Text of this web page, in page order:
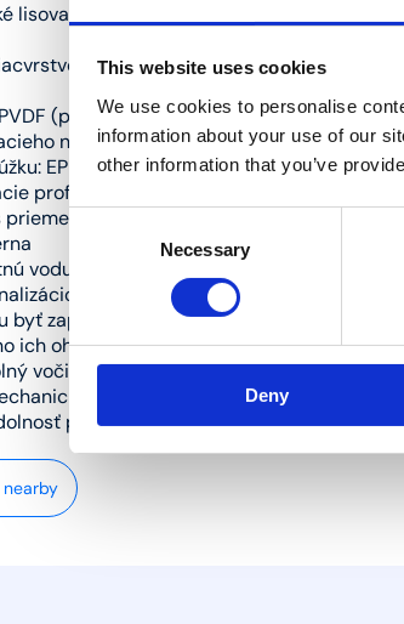
This website uses cookies
We use cookies to personalise
information about your use of our
other information that you’ve
Consent
Necessary
Deny
lisovacie ​​T-kusy s rozšíreným stredom:
rúry Henco s priemerom 16, 18, 20,
(polyvinylidénfluorid)
nátrubku: nehrdzavejúca oceľ
EPDM
profily: TH/BE pre rúrky s priemerom 16,
32, 40, 50, 63, 75 a 90mm
vodu a kúrenie
nesprávneho zalisovania (Leak
byť zapustené bez obaľovacej ochrany
ich ohnúť až o 10 stupňov
voči tlaku a teplote
pevnosť
proti chemikáliám a korózii
nearby